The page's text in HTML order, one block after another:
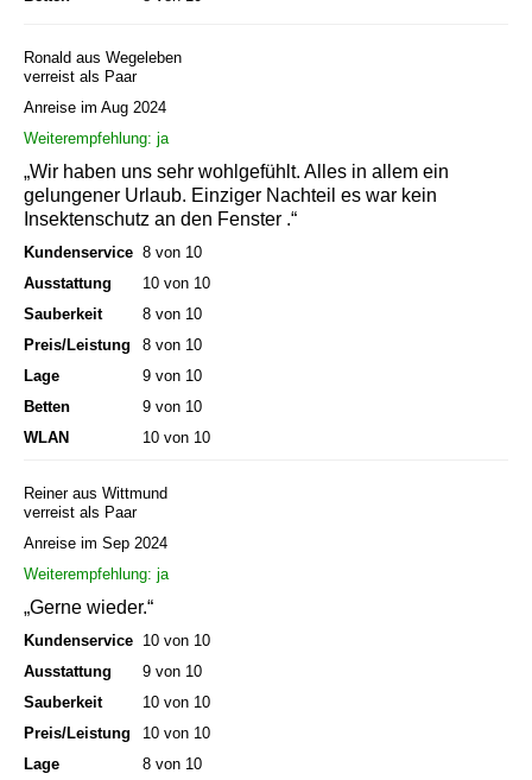
Ronald aus Wegeleben
verreist als Paar
Anreise im Aug 2024
Weiterempfehlung: ja
„Wir haben uns sehr wohlgefühlt. Alles in allem ein
gelungener Urlaub. Einziger Nachteil es war kein
Insektenschutz an den Fenster .“
Kundenservice 8 von 10
Ausstattung
10 von 10
Sauberkeit
8 von 10
Preis/Leistung
8 von 10
Lage
9 von 10
Betten
9 von 10
WLAN
10 von 10
Reiner aus Wittmund
verreist als Paar
Anreise im Sep 2024
Weiterempfehlung: ja
„Gerne wieder.“
Kundenservice 10 von 10
Ausstattung
9 von 10
Sauberkeit
10 von 10
Preis/Leistung
10 von 10
Lage
8 von 10